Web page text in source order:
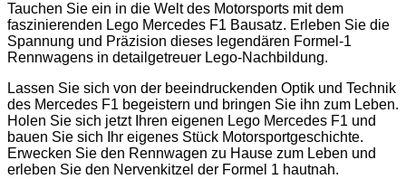
Tauchen Sie ein in die Welt des Motorsports mit dem
faszinierenden Lego Mercedes F1 Bausatz. Erleben Sie die
Spannung und Präzision dieses legendären Formel-1
Rennwagens in detailgetreuer Lego-Nachbildung.
Lassen Sie sich von der beeindruckenden Optik und Technik
des Mercedes F1 begeistern und bringen Sie ihn zum Leben.
Holen Sie sich jetzt Ihren eigenen Lego Mercedes F1 und
bauen Sie sich Ihr eigenes Stück Motorsportgeschichte.
Erwecken Sie den Rennwagen zu Hause zum Leben und
erleben Sie den Nervenkitzel der Formel 1 hautnah.